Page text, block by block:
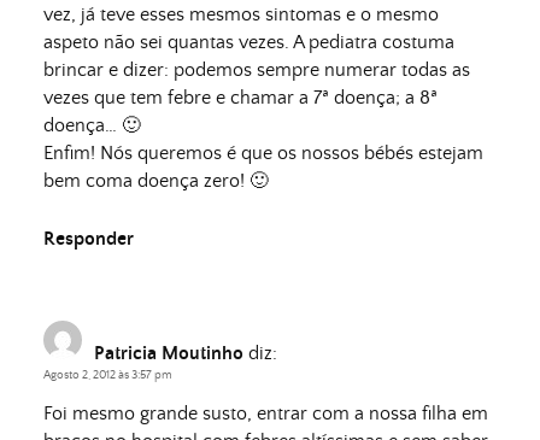
vez, já teve esses mesmos sintomas e o mesmo
aspeto não sei quantas vezes. A pediatra costuma
brincar e dizer: podemos sempre numerar todas as
vezes que tem febre e chamar a 7ª doença; a 8ª
doença… 🙂
Enfim! Nós queremos é que os nossos bébés estejam
bem coma doença zero! 🙂
Responder
Patricia Moutinho diz:
Agosto 2, 2012 às 3:57 pm
Foi mesmo grande susto, entrar com a nossa filha em